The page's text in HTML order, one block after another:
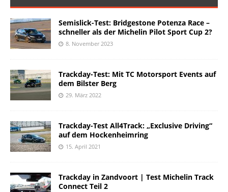
Semislick-Test: Bridgestone Potenza Race –
schneller als der Michelin Pilot Sport Cup 2?
8. November 2023
Trackday-Test: Mit TC Motorsport Events auf
dem Bilster Berg
29. März 2022
Trackday-Test All4Track: „Exclusive Driving“
auf dem Hockenheimring
15. April 2021
Trackday in Zandvoort | Test Michelin Track
Connect Teil 2